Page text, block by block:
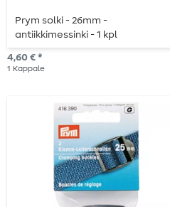
Prym solki - 26mm -
antiikkimessinki - 1 kpl
4,60 € *
1 Kappale